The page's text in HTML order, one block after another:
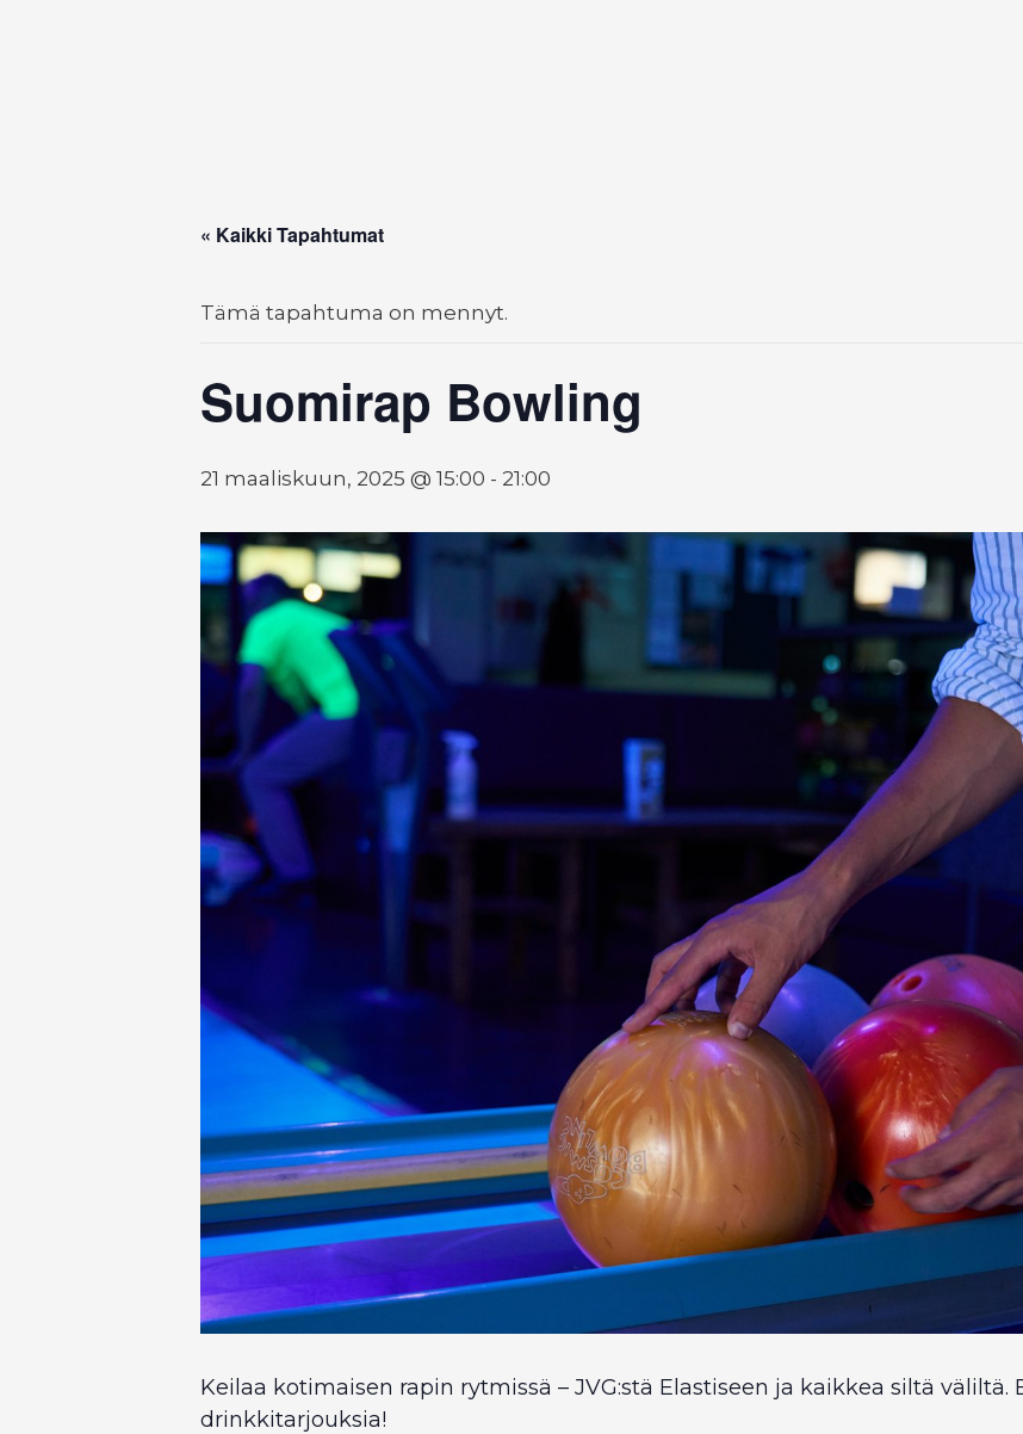
« Kaikki Tapahtumat
Tämä tapahtuma on mennyt.
Suomirap Bowling
21 maaliskuun, 2025 @ 15:00 - 21:00
Keilaa kotimaisen rapin rytmissä – JVG:stä Elastiseen ja kaikkea siltä
drinkkitarjouksia!